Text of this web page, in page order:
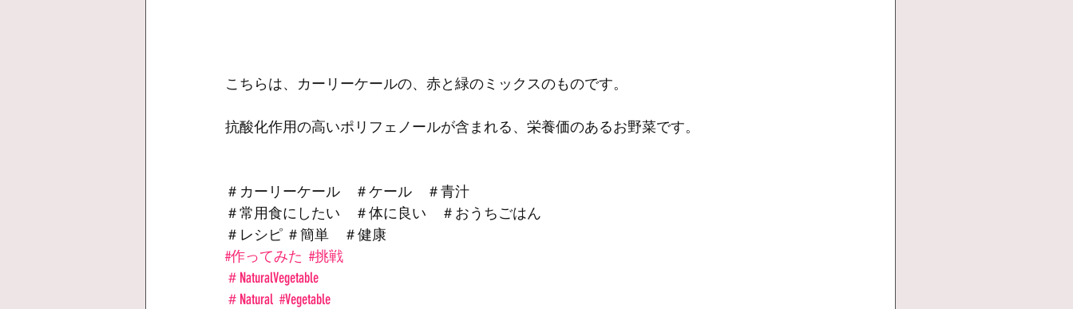
こちらは、カーリーケールの、赤と緑のミックスのものです。
抗酸化作用の高いポリフェノールが含まれる、栄養価のあるお野菜です。
＃カーリーケール　＃ケール　＃青汁
＃常用食にしたい　＃体に良い　＃おうちごはん
＃レシピ ＃簡単　＃健康
#作ってみた #挑戦
＃NaturalVegetable
＃Natural #Vegetable